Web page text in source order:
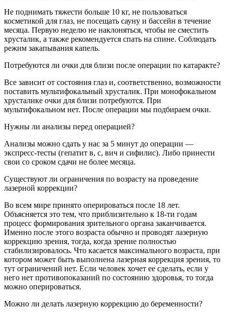
Не поднимать тяжести больше 10 кг, не пользоваться
косметикой для глаз, не посещать сауну и бассейн в течение
месяца. Первую неделю не наклоняться, чтобы не сместить
хрусталик, а также рекомендуется спать на спине. Соблюдать
режим закапывания капель.
Потребуются ли очки для близи после операции по катаракте?
Все зависит от состояния глаз и, соответственно, возможности
поставить мультифокальный хрусталик. При монофокальном
хрусталике очки для близи потребуются. При
мультифокальном нет. После операции мы подбираем очки.
Нужны ли анализы перед операцией?
Анализы можно сдать у нас за 5 минут до операции —
экспресс-тесты (гепатит в, с, вич и сифилис). Либо принести
свои со сроком сдачи не более месяца.
Существуют ли ограничения по возрасту на проведение
лазерной коррекции?
Во всем мире принято оперироваться после 18 лет.
Объясняется это тем, что приблизительно к 18-ти годам
процесс формирования зрительного органа заканчивается.
Именно после этого возраста обычно и проводят лазерную
коррекцию зрения, тогда, когда зрение полностью
стабилизировалось. Что касается максимального возраста, при
котором может быть выполнена лазерная коррекция зрения, то
тут ограничений нет. Если человек хочет ее сделать, если у
него нет противопоказаний по состоянию здоровья, то тогда
можно оперироваться.
Можно ли делать лазерную коррекцию до беременности?